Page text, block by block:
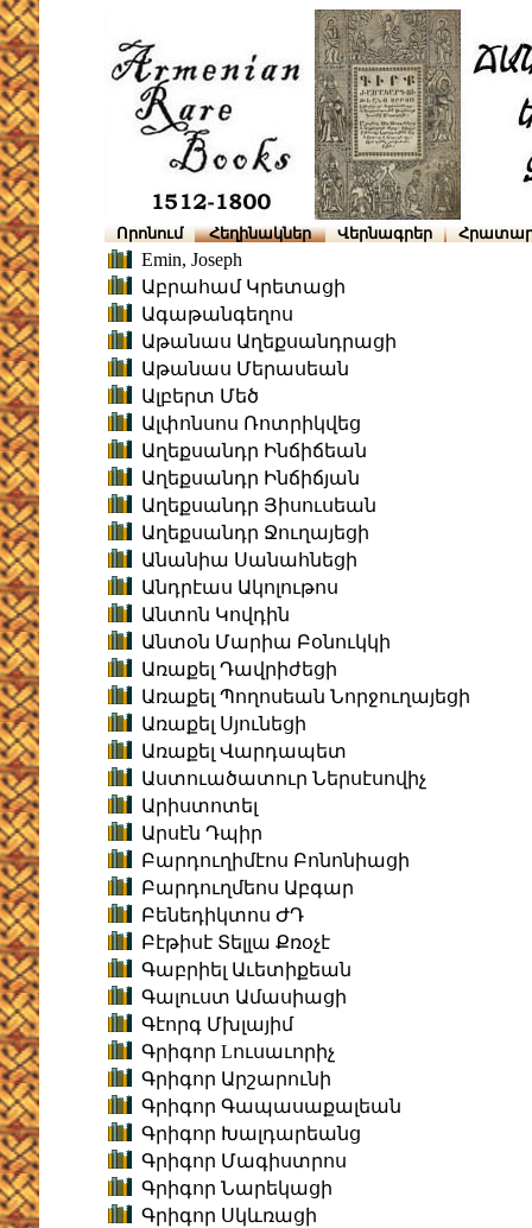
Որոնում Հեղինակներ Վերնագրեր
Emin, Joseph
Աբրահամ Կրետացի
Ագաթանգեղոս
Աթանաս Աղեքսանդրացի
Աթանաս Մերասեան
Ալբերտ Մեծ
Ալփոնսոս Ռոտրիկվեց
Աղեքսանդր Ինճիճեան
Աղեքսանդր Ինճիճյան
Աղեքսանդր Յիսուսեան
Աղեքսանդր Ջուղայեցի
Անանիա Սանահնեցի
Անդրէաս Ակոլութոս
Անտոն Կովդին
Անտօն Մարիա Բօնուկկի
Առաքել Դավրիժեցի
Առաքել Պողոսեան Նորջուղայեցի
Առաքել Սյունեցի
Առաքել Վարդապետ
Աստուածատուր Ներսէսովիչ
Արիստոտել
Արսէն Դպիր
Բարդուղիմէոս Բոնոնիացի
Բարդուղմեոս Աբգար
Բենեդիկտոս ԺԴ
Բէթիսէ Տելլա Քռօչէ
Գաբրիել Աւետիքեան
Գալուստ Ամասիացի
Գէորգ Մխլայիմ
Գրիգոր Lուսաւորիչ
Գրիգոր Արշարունի
Գրիգոր Գապասաքալեան
Գրիգոր Խալդարեանց
Գրիգոր Մագիստրոս
Գրիգոր Նարեկացի
Գրիգոր Սկևռացի